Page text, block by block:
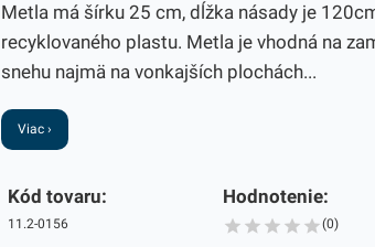
Metla má šírku 25 cm, dĺžka násady je
recyklovaného plastu. Metla je vhodná na
snehu najmä na vonkajších plochách...
Viac ›
Kód tovaru:
11.2-0156
Hodnotenie:
(0)